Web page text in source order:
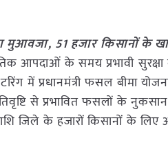
मुआवजा, 51 हजार किसानों के
आपदाओं के समय प्रभावी
में प्रधानमंत्री फसल बीमा
से प्रभावित फसलों के
जिले के हजारों किसानों के लिए